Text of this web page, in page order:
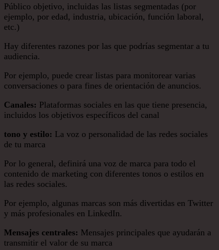
Público objetivo, incluidas las listas segmentadas (por
ejemplo, por edad, industria, ubicación, función laboral,
etc.)
Hay diferentes razones por las que podrías segmentar a tu
audiencia.
Por ejemplo, puede crear listas para monitorear varias
conversaciones o para fines de orientación de anuncios.
Canales: Plataformas sociales en las que tiene presencia,
incluidos los objetivos específicos del canal
tono y estilo: La voz o personalidad de las redes sociales
de tu marca
Por lo general, definirá una voz de marca para todo el
contenido de marketing con diferentes tonos o estilos en
las redes sociales.
Por ejemplo, algunas marcas son más divertidas en Twitter
y más profesionales en LinkedIn.
Mensajes centrales: Mensajes principales que ayudarán a
transmitir el valor de su marca